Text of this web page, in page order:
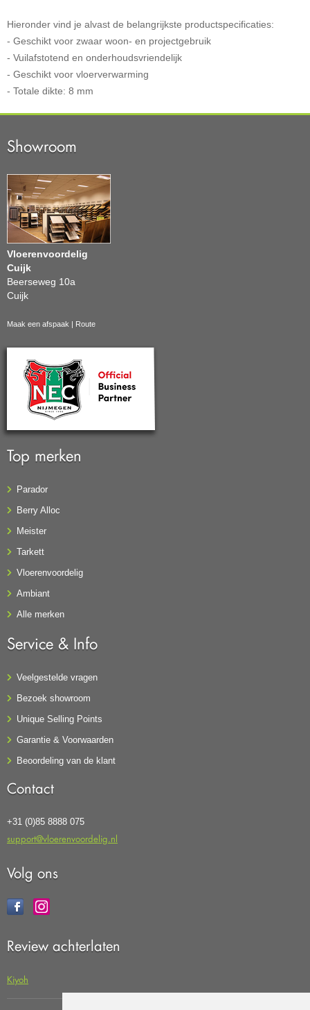
Hieronder vind je alvast de belangrijkste productspecificaties:
- Geschikt voor zwaar woon- en projectgebruik
- Vuilafstotend en onderhoudsvriendelijk
- Geschikt voor vloerverwarming
- Totale dikte: 8 mm
Showroom
Vloerenvoordelig
Cuijk
Beerseweg 10a
Cuijk
Maak een afspaak | Route
Top merken
Parador
Berry Alloc
Meister
Tarkett
Vloerenvoordelig
Ambiant
Alle merken
Service & Info
Veelgestelde vragen
Bezoek showroom
Unique Selling Points
Garantie & Voorwaarden
Beoordeling van de klant
Contact
+31 (0)85 8888 075
support@vloerenvoordelig.nl
Volg ons
Review achterlaten
Kiyoh